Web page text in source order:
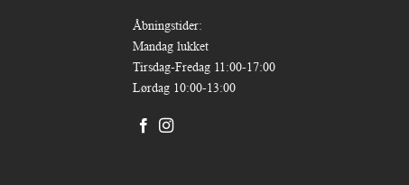
Åbningstider:
Mandag lukket
Tirsdag-Fredag 11:00-17:00
Lørdag 10:00-13:00